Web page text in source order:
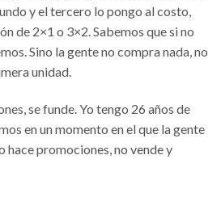
y el tercero lo pongo al costo,
de 2×1 o 3×2. Sabemos que si no
Sino la gente no compra nada, no
unidad.
se funde. Yo tengo 26 años de
en un momento en el que la gente
hace promociones, no vende y